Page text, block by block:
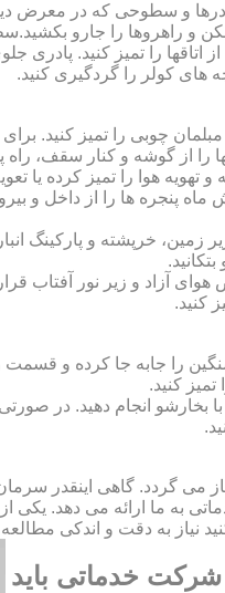
و سطوحی که در معرض
و راهروها را جارو
را تمیز کنید. پادری
های کولر را گردگیری کنید.
چوبی را تمیز کنید.
را از گوشه و کنار سقف، راه
و تهویه هوا را تمیز کرده یا
ماه پنجره‏ ها را از داخل و
زمین، خرپشته و پارکینگ
هوای آزاد و زیر نور آفتاب
کنید.
را جابه جا کرده و قسمت
کنید.
با بخارشو انجام دهید. در
می گردد. گاهی اینقدر
به ما ارائه می دهد.
نیاز به دقت و اندکی
خدماتی باید